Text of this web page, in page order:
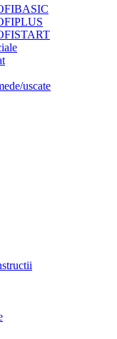
uscate